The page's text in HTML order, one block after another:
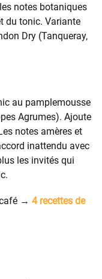
notes botaniques
du tonic. Variante
Dry (Tanqueray,
au pamplemousse
Agrumes). Ajoute
notes amères et
inattendu avec
les invités qui
café →4 recettes de